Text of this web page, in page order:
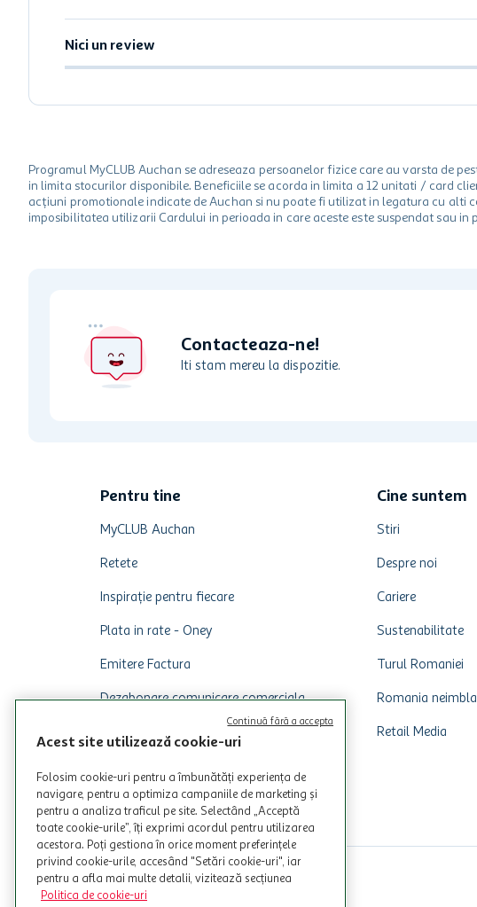
Nici un review
Programul MyCLUB Auchan se adreseaza persoanelor fizice care au varsta de
in limita stocurilor disponibile. Beneficiile se acorda in limita a 12 unitati / card
acțiuni promotionale indicate de Auchan si nu poate fi utilizat in legatura cu alti
imposibilitatea utilizarii Cardului in perioada in care aceste este suspendat sau
Contacteaza-ne!
Iti stam mereu la dispozitie.
Pentru tine
MyCLUB Auchan
Retete
Inspirație pentru fiecare
Plata in rate - Oney
Emitere Factura
Dezabonare comunicare comerciala
Cine suntem
Stiri
Despre noi
Cariere
Sustenabilitate
Turul Romaniei
Romania
Retail Media
Acest site utilizează cookie-uri
Folosim cookie-uri pentru a îmbunătăți experiența de
navigare, pentru a optimiza campaniile de marketing și
pentru a analiza traficul pe site. Selectând „Acceptă
toate cookie-urile”, îți exprimi acordul pentru utilizarea
acestora. Poți gestiona în orice moment preferințele
privind cookie-urile, accesând "Setări cookie-uri", iar
pentru a afla mai multe detalii, vizitează secțiunea
Politica de cookie-uri
Continuă fără a accepta